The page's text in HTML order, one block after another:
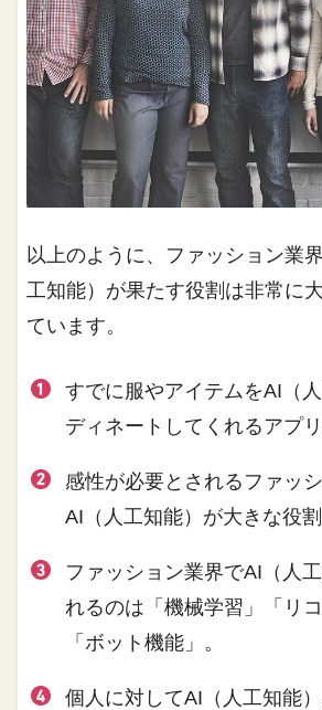
以上のように、ファッション業
工知能）が果たす役割は非常に
ています。
すでに服やアイテムをAI（
ディネートしてくれるアプリ
感性が必要とされるファッ
AI（人工知能）が大きな役割
ファッション業界でAI（人
れるのは「機械学習」「リ
「ボット機能」。
個人に対してAI（人工知能